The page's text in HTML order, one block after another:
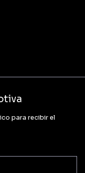
para recibir el